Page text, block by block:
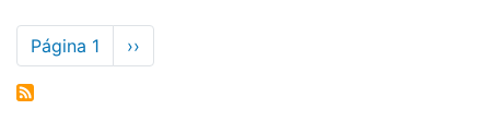
Paginación
Página 1
Siguiente
página
››